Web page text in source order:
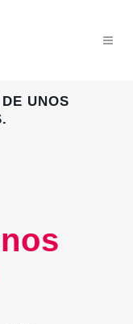
UNOS